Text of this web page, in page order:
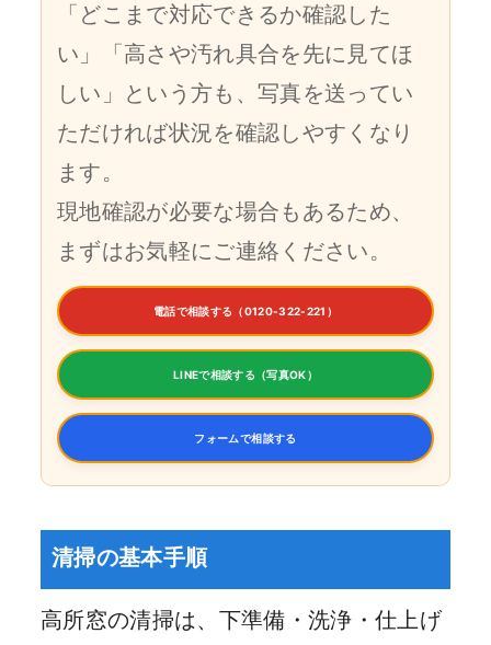
「どこまで対応できるか確認した
い」「高さや汚れ具合を先に見てほ
しい」という方も、写真を送ってい
ただければ状況を確認しやすくなり
ます。
現地確認が必要な場合もあるため、
まずはお気軽にご連絡ください。
電話で相談する（0120-322-221）
LINEで相談する（写真OK）
フォームで相談する
清掃の基本手順
高所窓の清掃は、下準備・洗浄・仕上げ